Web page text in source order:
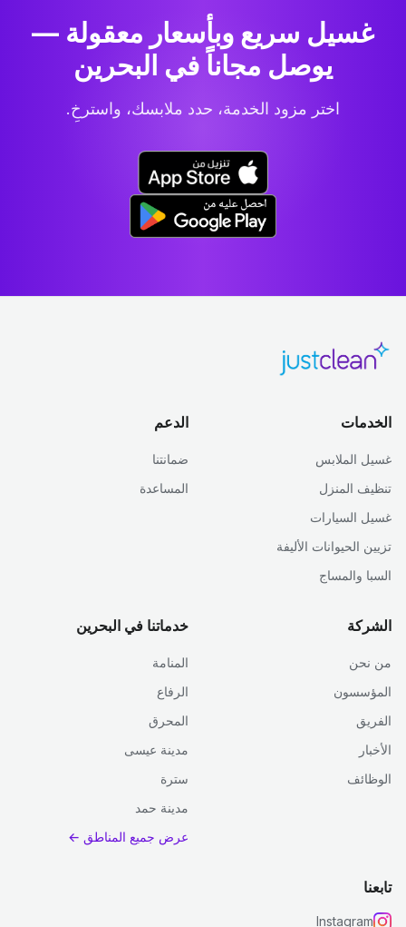
غسيل سريع وبأسعار معقولة —
يوصل مجاناً في البحرين
اختر مزود الخدمة، حدد ملابسك، واسترخِ.
الخدمات
غسيل الملابس
تنظيف المنزل
غسيل السيارات
تزيين الحيوانات الأليفة
السبا والمساج
الدعم
ضمانتنا
المساعدة
الشركة
من نحن
المؤسسون
الفريق
الأخبار
الوظائف
خدماتنا في البحرين
المنامة
الرفاع
المحرق
مدينة عيسى
سترة
مدينة حمد
عرض جميع المناطق ←
تابعنا
Instagram